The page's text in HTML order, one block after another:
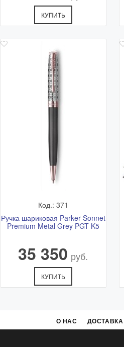
КУПИТЬ
Код.: 371
Ручка шариковая Parker Sonnet
Premium Metal Grey PGT K5
35 350 руб.
КУПИТЬ
О НАС ДОСТАВКА